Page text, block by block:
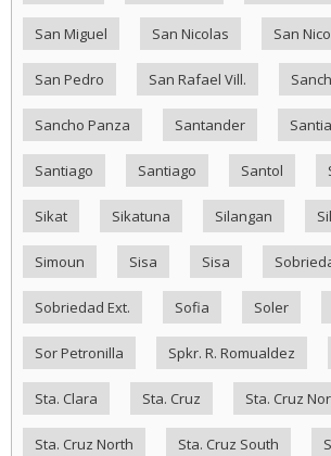
San Miguel San Nicolas San
San Pedro San Rafael Vill.
Sancho Panza Santander
Santiago Santiago Santol
Sikat Sikatuna Silangan
Simoun Sisa Sisa
Sobriedad Ext. Sofia Soler
Sor Petronilla Spkr. R. Romualdez
Sta. Clara Sta. Cruz Sta. Cruz
Sta. Cruz North Sta. Cruz South